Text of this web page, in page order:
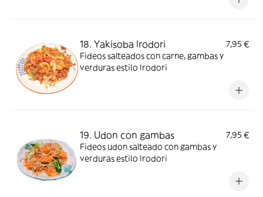
18. Yakisoba Irodori
7,95 €
Fideos salteados con carne, gambas y
verduras estilo Irodori
19. Udon con gambas
7,95 €
Fideos udon salteado con gambas y
verduras estilo Irodori